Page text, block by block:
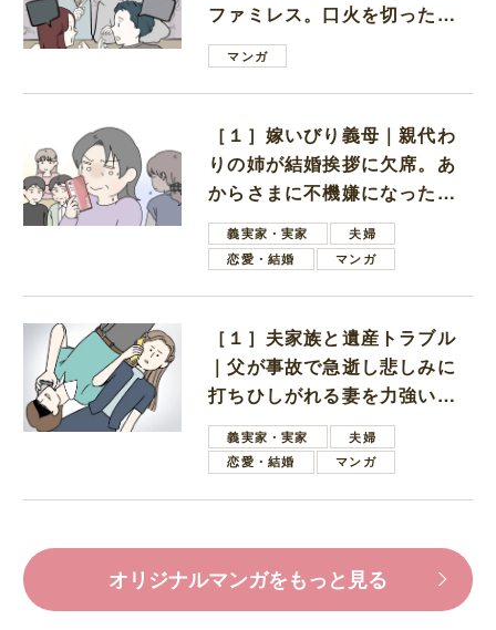
ファミレス。口火を切ったの
は電車好きの男の子ママ
マンガ
［１］嫁いびり義母｜親代わ
りの姉が結婚挨拶に欠席。あ
からさまに不機嫌になった義
母義実家・実家
夫婦
恋愛・結婚
マンガ
［１］夫家族と遺産トラブル
｜父が事故で急逝し悲しみに
打ちひしがれる妻を力強い言
葉で励ます夫
義実家・実家
夫婦
恋愛・結婚
マンガ
オリジナルマンガをもっと見る